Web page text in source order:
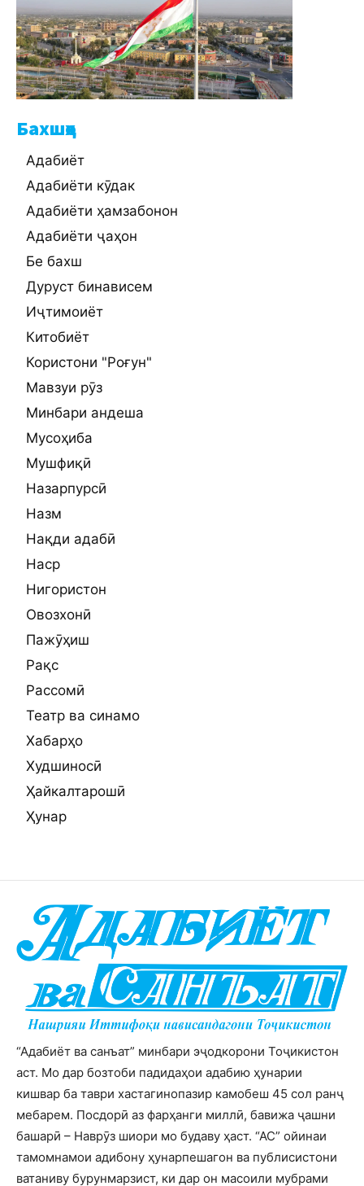
Бахшҳо
Адабиёт
Адабиёти кӯдак
Адабиёти ҳамзабонон
Адабиёти ҷаҳон
Бе бахш
Дуруст бинависем
Иҷтимоиёт
Китобиёт
Користони "Роғун"
Мавзуи рӯз
Минбари андеша
Мусоҳиба
Мушфиқӣ
Назарпурсӣ
Назм
Нақди адабӣ
Наср
Нигористон
Овозхонӣ
Пажӯҳиш
Рақс
Рассомӣ
Театр ва синамо
Хабарҳо
Худшиносӣ
Ҳайкалтарошӣ
Ҳунар
“Адабиёт ва санъат” минбари эҷодкорони Тоҷикистон
аст. Мо дар бозтоби падидаҳои адабию ҳунарии
кишвар ба таври хастагинопазир камобеш 45 сол ранҷ
мебарем. Посдорӣ аз фарҳанги миллӣ, бавижа ҷашни
башарӣ – Наврӯз шиори мо будаву ҳаст. “АС” ойинаи
тамомнамои адибону ҳунарпешагон ва публисистони
ватаниву бурунмарзист, ки дар он масоили мубрами